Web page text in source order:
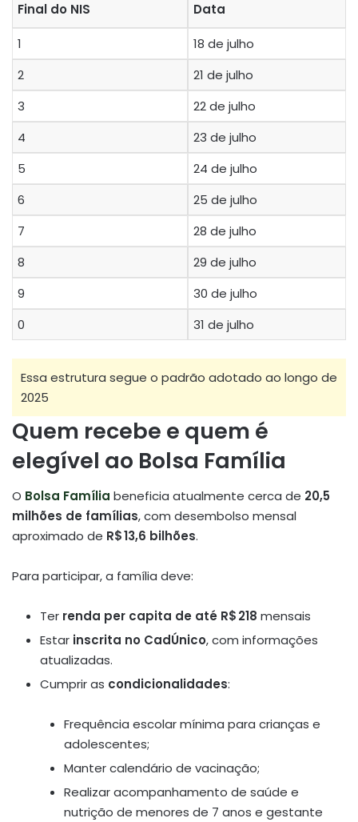
Final do NIS Data
1
18 de julho
2
21 de julho
3
22 de julho
4
23 de julho
5
24 de julho
6
25 de julho
7
28 de julho
8
29 de julho
9
30 de julho
0
31 de julho
Essa estrutura segue o padrão adotado ao longo de
2025
Quem recebe e quem é
elegível ao Bolsa Família
O Bolsa Família beneficia atualmente cerca de 20,5
milhões de famílias, com desembolso mensal
aproximado de R$ 13,6 bilhões.
Para participar, a família deve:
Ter renda per capita de até R$ 218 mensais
Estar inscrita no CadÚnico, com informações
atualizadas.
Cumprir as condicionalidades:
Frequência escolar mínima para crianças e
adolescentes;
Manter calendário de vacinação;
Realizar acompanhamento de saúde e
nutrição de menores de 7 anos e gestante